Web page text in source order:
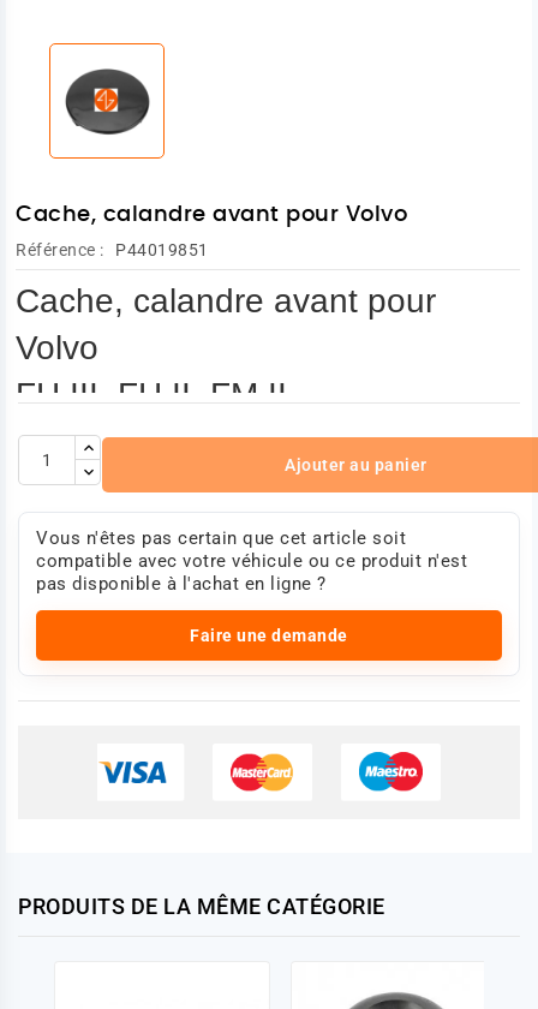
Cache, calandre avant pour Volvo
Référence : P44019851
Cache, calandre avant pour
Volvo
FH III, FH II, FM II
référence : 20453690
Photo non contractuelle.
Ajouter au panier
Vous n'êtes pas certain que cet article soit
compatible avec votre véhicule ou ce produit n'est
pas disponible à l'achat en ligne ?
Faire une demande
PRODUITS DE LA MÊME CATÉGORIE